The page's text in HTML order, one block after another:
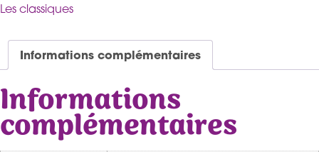
Les classiques
Informations complémentaires
Informations
complémentaires